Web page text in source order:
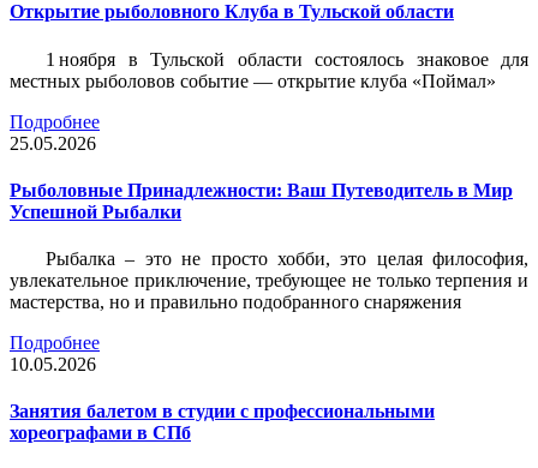
Открытие рыболовного Клуба в Тульской области
1 ноября в Тульской области состоялось знаковое для
местных рыболовов событие — открытие клуба «Поймал»
Подробнее
25.05.2026
Рыболовные Принадлежности: Ваш Путеводитель в Мир
Успешной Рыбалки
Рыбалка – это не просто хобби, это целая философия,
увлекательное приключение, требующее не только терпения и
мастерства, но и правильно подобранного снаряжения
Подробнее
10.05.2026
Занятия балетом в студии с профессиональными
хореографами в СПб